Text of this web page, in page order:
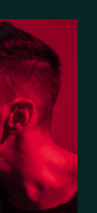
une
?